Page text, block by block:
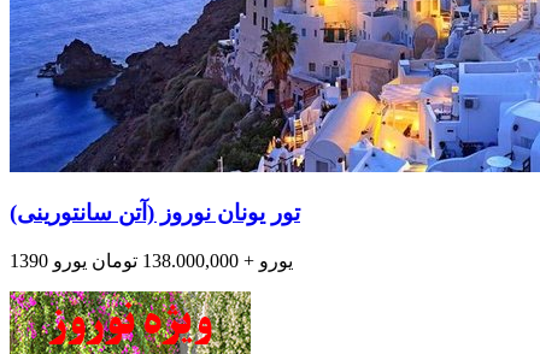
تور یونان نوروز (آتن سانتورینی)
1390 یورو + 138.000,000 تومان یورو